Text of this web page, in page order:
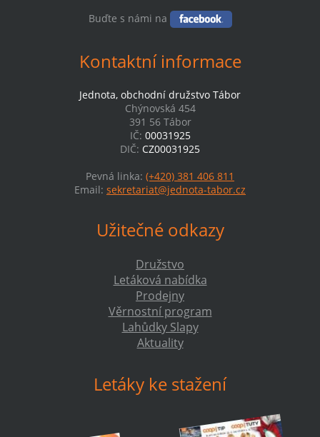
Buďte s námi na
Kontaktní informace
Jednota, obchodní družstvo Tábor
Chýnovská 454
391 56 Tábor
IČ: 00031925
DIČ: CZ00031925
Pevná linka: (+420) 381 406 811
Email: sekretariat@jednota-tabor.cz
Užitečné odkazy
Družstvo
Letáková nabídka
Prodejny
Věrnostní program
Lahůdky Slapy
Aktuality
Letáky ke stažení